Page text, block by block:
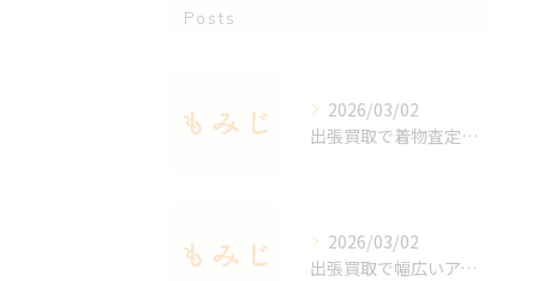
Posts
2026/03/02
出張買取で着物査定のポイントと価値を見極める方法
2026/03/02
出張買取で幅広いアクセサリーを適正査定する秘訣